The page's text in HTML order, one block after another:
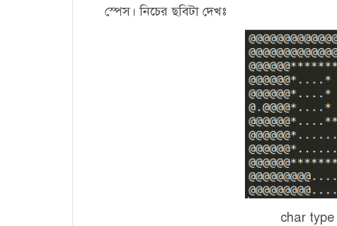
স্পেস। নিচের ছবিটা দেখঃ
char